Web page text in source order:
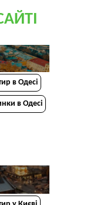
в Одесі
в Одесі